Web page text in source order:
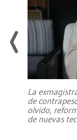
La
de
olvido,
de nuevas